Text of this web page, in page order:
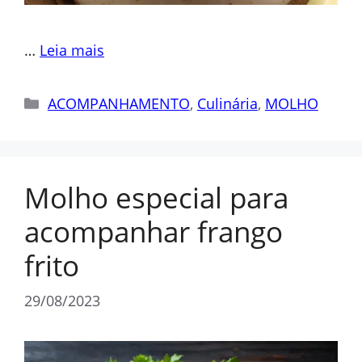
… Leia mais
Categorias
ACOMPANHAMENTO, Culinária, MOLHO
Molho especial para
acompanhar frango
frito
29/08/2023